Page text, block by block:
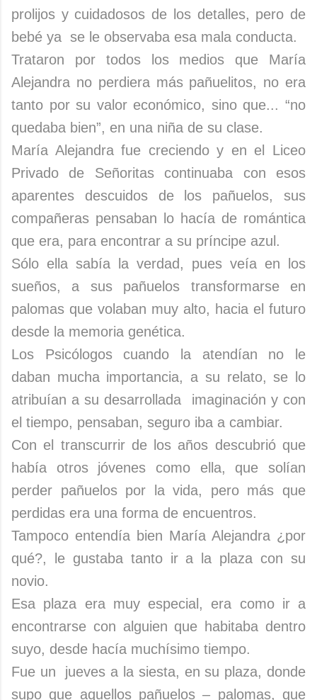
prolijos y cuidadosos de los detalles, pero de
bebé ya se le observaba esa mala conducta.
Trataron por todos los medios que María
Alejandra no perdiera más pañuelitos, no era
tanto por su valor económico, sino que... “no
quedaba bien”, en una niña de su clase.
María Alejandra fue creciendo y en el Liceo
Privado de Señoritas continuaba con esos
aparentes descuidos de los pañuelos, sus
compañeras pensaban lo hacía de romántica
que era, para encontrar a su príncipe azul.
Sólo ella sabía la verdad, pues veía en los
sueños, a sus pañuelos transformarse en
palomas que volaban muy alto, hacia el futuro
desde la memoria genética.
Los Psicólogos cuando la atendían no le
daban mucha importancia, a su relato, se lo
atribuían a su desarrollada imaginación y con
el tiempo, pensaban, seguro iba a cambiar.
Con el transcurrir de los años descubrió que
había otros jóvenes como ella, que solían
perder pañuelos por la vida, pero más que
perdidas era una forma de encuentros.
Tampoco entendía bien María Alejandra ¿por
qué?, le gustaba tanto ir a la plaza con su
novio.
Esa plaza era muy especial, era como ir a
encontrarse con alguien que habitaba dentro
suyo, desde hacía muchísimo tiempo.
Fue un jueves a la siesta, en su plaza, donde
supo que aquellos pañuelos – palomas, que